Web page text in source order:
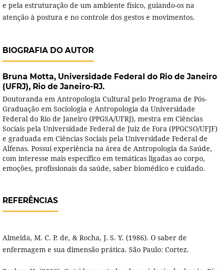
e pela estruturação de um ambiente físico, guiando-os na
atenção à postura e no controle dos gestos e movimentos.
BIOGRAFIA DO AUTOR
Bruna Motta, Universidade Federal do Rio de Janeiro
(UFRJ), Rio de Janeiro-RJ.
Doutoranda em Antropologia Cultural pelo Programa de Pós-
Graduação em Sociologia e Antropologia da Universidade
Federal do Rio de Janeiro (PPGSA/UFRJ), mestra em Ciências
Sociais pela Universidade Federal de Juiz de Fora (PPGCSO/UFJF)
e graduada em Ciências Sociais pela Universidade Federal de
Alfenas. Possui experiência na área de Antropologia da Saúde,
com interesse mais específico em temáticas ligadas ao corpo,
emoções, profissionais da saúde, saber biomédico e cuidado.
REFERÊNCIAS
Almeida, M. C. P. de, & Rocha, J. S. Y. (1986). O saber de
enfermagem e sua dimensão prática. São Paulo: Cortez.